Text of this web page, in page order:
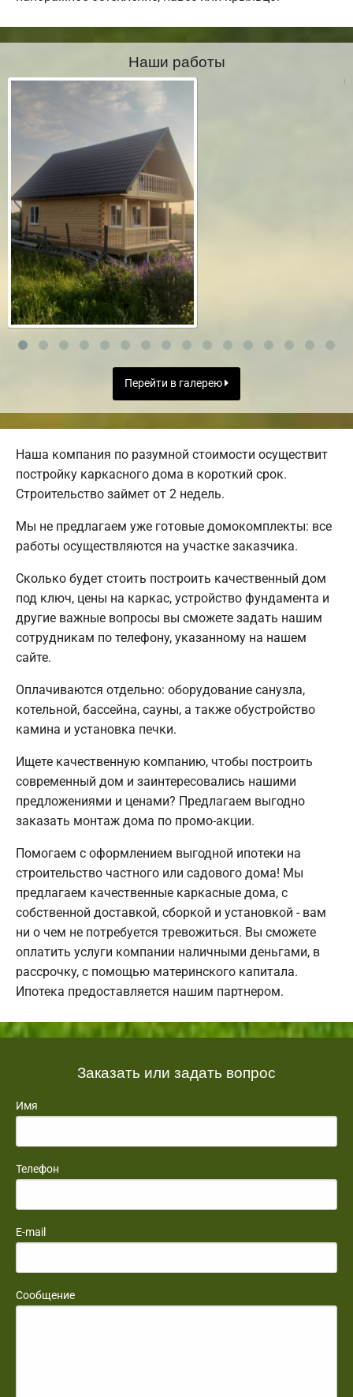
Наши работы
Перейти в галерею
Наша компания по разумной стоимости осуществит
постройку каркасного дома в короткий срок.
Строительство займет от 2 недель.
Мы не предлагаем уже готовые домокомплекты: все
работы осуществляются на участке заказчика.
Сколько будет стоить построить качественный дом
под ключ, цены на каркас, устройство фундамента и
другие важные вопросы вы сможете задать нашим
сотрудникам по телефону, указанному на нашем
сайте.
Оплачиваются отдельно: оборудование санузла,
котельной, бассейна, сауны, а также обустройство
камина и установка печки.
Ищете качественную компанию, чтобы построить
современный дом и заинтересовались нашими
предложениями и ценами? Предлагаем выгодно
заказать монтаж дома по промо-акции.
Помогаем с оформлением выгодной ипотеки на
строительство частного или садового дома! Мы
предлагаем качественные каркасные дома, с
собственной доставкой, сборкой и установкой - вам
ни о чем не потребуется тревожиться. Вы сможете
оплатить услуги компании наличными деньгами, в
рассрочку, с помощью материнского капитала.
Ипотека предоставляется нашим партнером.
Заказать или задать вопрос
Имя
Телефон
E-mail
Сообщение